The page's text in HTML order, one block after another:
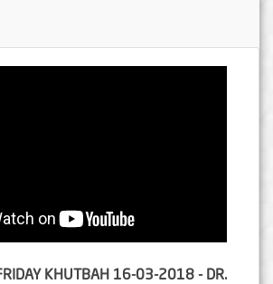
KHUTBAH 16-03-2018 - DR.